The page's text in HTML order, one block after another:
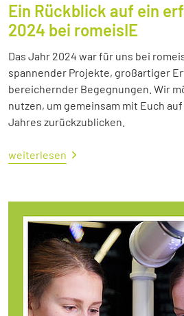
Ein Rückblick auf ein
2024 bei romeisIE
Das Jahr 2024 war für uns bei
spannender Projekte, großartiger
bereichernder Begegnungen. Wir
nutzen, um gemeinsam mit Euch
Jahres zurückzublicken.
weiterlesen